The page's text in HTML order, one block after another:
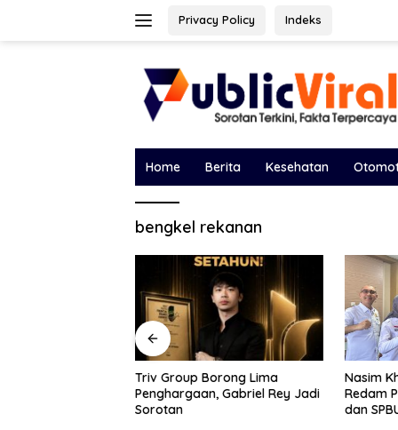
Privacy Policy Indeks
Home Berita Kesehatan
bengkel rekanan
Nasim Khan Turun Tangan
Redam Polemik Holding PTPN
dan SPBUN-SGN, Dorong Solusi
Bawa
DPRD,
Dewan